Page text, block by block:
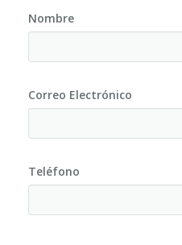
Nombre
Correo Electrónico
Teléfono